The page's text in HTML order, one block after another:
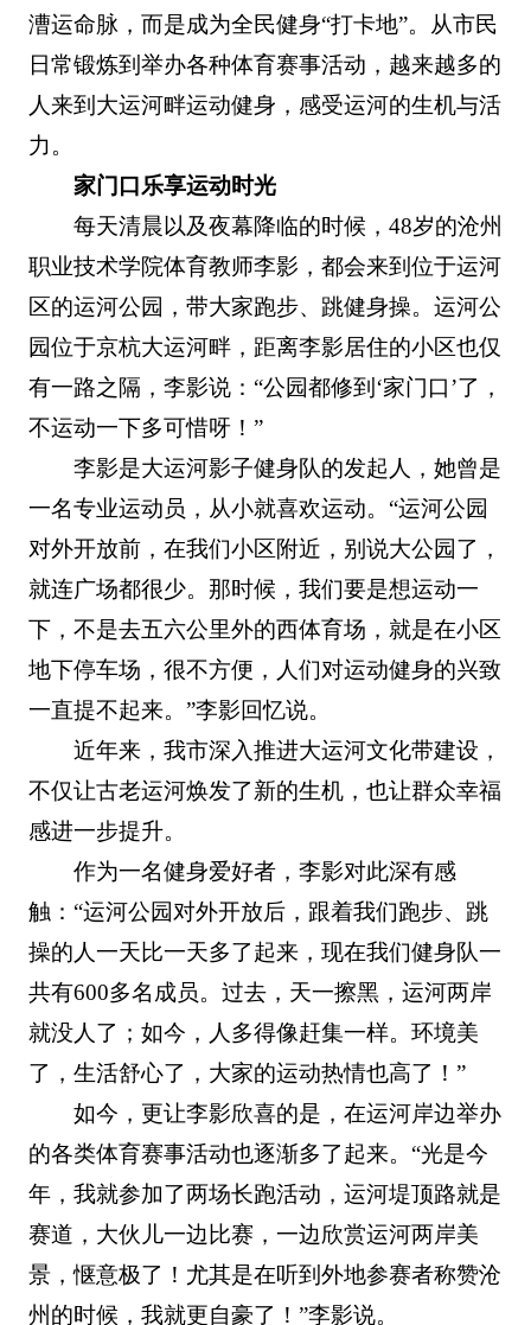
漕运命脉，而是成为全民健身“打卡地”。从市民
日常锻炼到举办各种体育赛事活动，越来越多的
人来到大运河畔运动健身，感受运河的生机与活
力。
家门口乐享运动时光
每天清晨以及夜幕降临的时候，48岁的沧州
职业技术学院体育教师李影，都会来到位于运河
区的运河公园，带大家跑步、跳健身操。运河公
园位于京杭大运河畔，距离李影居住的小区也仅
有一路之隔，李影说：“公园都修到‘家门口’了，
不运动一下多可惜呀！”
李影是大运河影子健身队的发起人，她曾是
一名专业运动员，从小就喜欢运动。“运河公园
对外开放前，在我们小区附近，别说大公园了，
就连广场都很少。那时候，我们要是想运动一
下，不是去五六公里外的西体育场，就是在小区
地下停车场，很不方便，人们对运动健身的兴致
一直提不起来。”李影回忆说。
近年来，我市深入推进大运河文化带建设，
不仅让古老运河焕发了新的生机，也让群众幸福
感进一步提升。
作为一名健身爱好者，李影对此深有感
触：“运河公园对外开放后，跟着我们跑步、跳
操的人一天比一天多了起来，现在我们健身队一
共有600多名成员。过去，天一擦黑，运河两岸
就没人了；如今，人多得像赶集一样。环境美
了，生活舒心了，大家的运动热情也高了！”
如今，更让李影欣喜的是，在运河岸边举办
的各类体育赛事活动也逐渐多了起来。“光是今
年，我就参加了两场长跑活动，运河堤顶路就是
赛道，大伙儿一边比赛，一边欣赏运河两岸美
景，惬意极了！尤其是在听到外地参赛者称赞沧
州的时候，我就更自豪了！”李影说。